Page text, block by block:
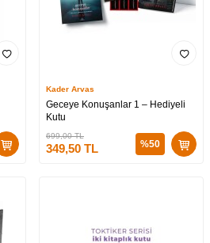
Kader Arvas
Geceye Konuşanlar 1 – Hediyeli
Kutu
699,00TL
349,50 TL %50